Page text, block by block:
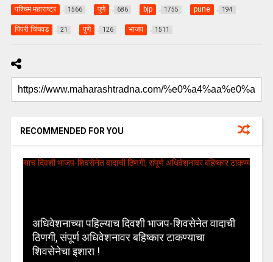
पश्चिम महाराष्ट्र 1566 पुणे 686 bjp 1755 pune 194
पिंपरी चिंचवड 21 पुणे 126 भाजप 1511
RECOMMENDED FOR YOU
अधिवेशनाच्या पहिल्याच दिवशी भाजप-शिवसेनेत वादाची
ठिणगी, संपूर्ण अधिवेशनावर बहिष्कार टाकण्याचा
शिवसेनेचा इशारा !